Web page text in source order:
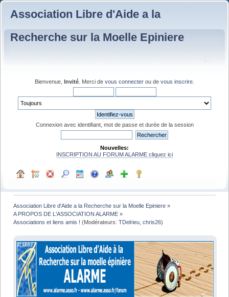
Association Libre d'Aide a la
Recherche sur la Moelle Epiniere
Bienvenue, Invité . Merci de vous connecter ou de vous inscrire
Connexion avec identifiant, mot de passe et durée de la session
Nouvelles:
INSCRIPTION AU FORUM ALARME cliquez ici
Association Libre d'Aide a la Recherche sur la Moelle Epiniere »
A PROPOS DE L'ASSOCIATION ALARME »
Associations et liens amis ! (Modérateurs:TDelrieu ,chris26)